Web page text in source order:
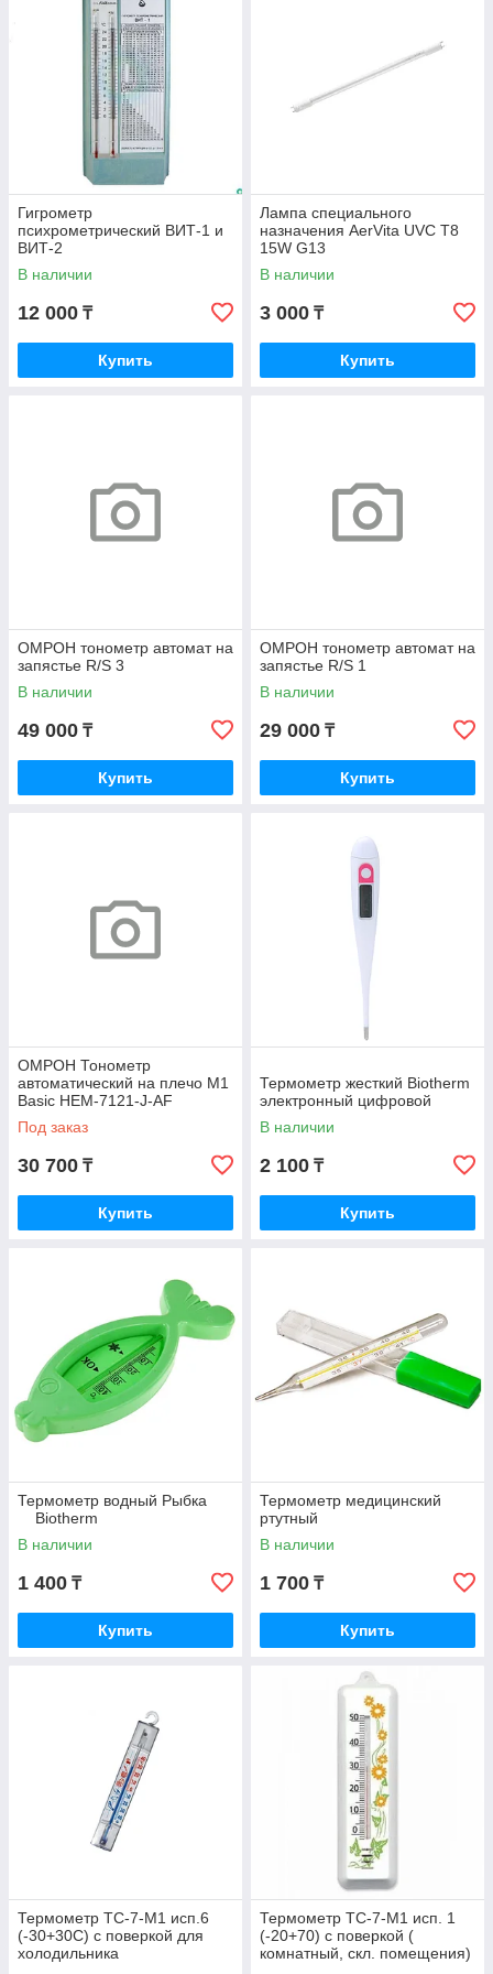
Оформление заявки в онлайн-режиме
С KazComfort вы получите
качественное медицинское
оборудование
Каждый сотрудник нашей компании –
высококвалифицированный специалист своего
Гигрометр
психрометрический ВИТ-1 и
ВИТ-2
В наличии
12 000 ₸
Купить
Лампа специального
назначения AerVita UVC T8
15W G13
В наличии
3 000 ₸
Купить
ОМРОН тонометр автомат на
запястье R/S 3
В наличии
49 000 ₸
Купить
ОМРОН тонометр автомат на
запястье R/S 1
В наличии
29 000 ₸
Купить
ОМРОН Тонометр
автоматический на плечо М1
Basic HEM-7121-J-AF
Под заказ
30 700 ₸
Купить
Термометр жесткий Biotherm
электронный цифровой
В наличии
2 100 ₸
Купить
Термометр водный Рыбка
Biotherm
В наличии
1 400 ₸
Купить
Термометр медицинский
ртутный
В наличии
1 700 ₸
Купить
Термометр ТС-7-М1 исп.6
(-30+30С) с поверкой для
холодильника
Термометр ТС-7-М1 исп. 1
(-20+70) с поверкой (
комнатный, скл. помещения)